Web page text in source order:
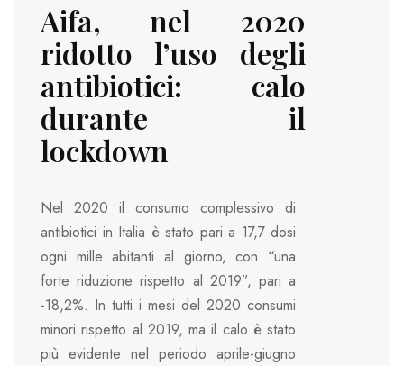
Aifa, nel 2020
ridotto l’uso degli
antibiotici: calo
durante il
lockdown
Nel 2020 il consumo complessivo di
antibiotici in Italia è stato pari a 17,7 dosi
ogni mille abitanti al giorno, con “una
forte riduzione rispetto al 2019”, pari a
-18,2%. In tutti i mesi del 2020 consumi
minori rispetto al 2019, ma il calo è stato
più evidente nel periodo aprile-giugno